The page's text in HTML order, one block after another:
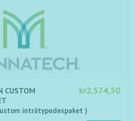
kr2.574,50
CUSTOM
inträtypedespaket